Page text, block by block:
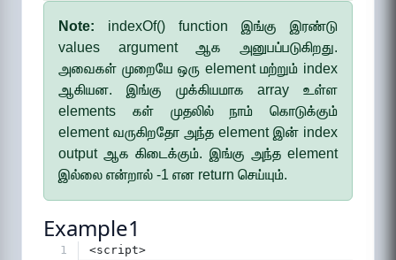
Note: indexOf() function இங்கு இரண்டு
values argument ஆக அனுபப்படுகிறது.
அவைகள் முறையே ஒரு element மற்றும் index
ஆகியன. இங்கு முக்கியமாக array உள்ள
elements கள் முதலில் நாம் கொடுக்கும்
element வருகிறதோ அந்த element இன் index
output ஆக கிடைக்கும். இங்கு அந்த element
இல்லை என்றால் -1 என return செய்யும்.
Example1
1
<script>